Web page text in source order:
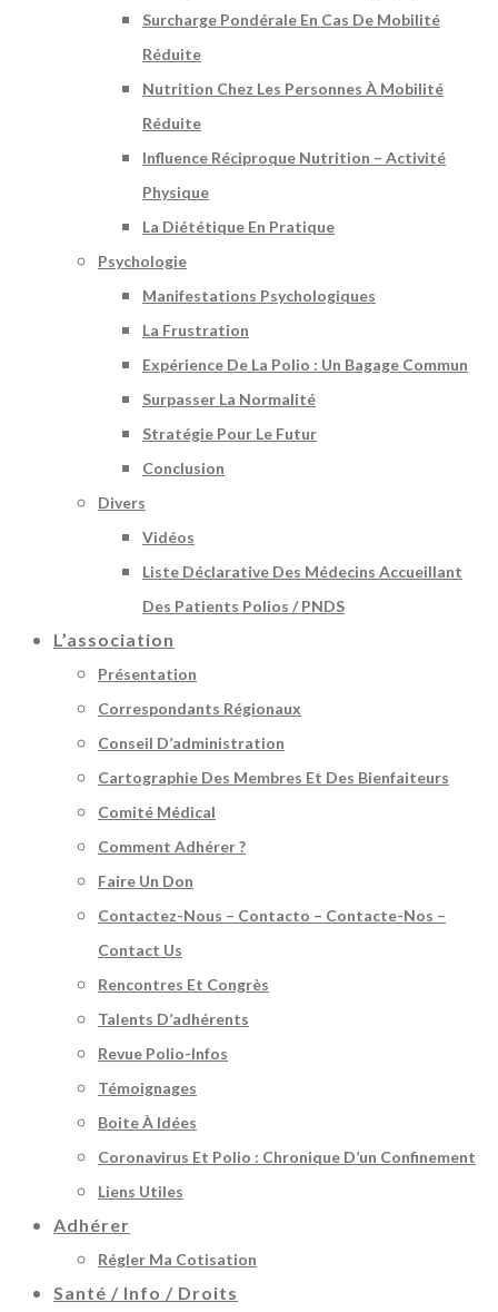
Surcharge Pondérale En Cas De Mobilité
Réduite
Nutrition Chez Les Personnes À Mobilité
Réduite
Influence Réciproque Nutrition – Activité
Physique
La Diététique En Pratique
Psychologie
Manifestations Psychologiques
La Frustration
Expérience De La Polio : Un Bagage Commun
Surpasser La Normalité
Stratégie Pour Le Futur
Conclusion
Divers
Vidéos
Liste Déclarative Des Médecins Accueillant
Des Patients Polios / PNDS
L’association
Présentation
Correspondants Régionaux
Conseil D’administration
Cartographie Des Membres Et Des Bienfaiteurs
Comité Médical
Comment Adhérer ?
Faire Un Don
Contactez-Nous – Contacto – Contacte-Nos –
Contact Us
Rencontres Et Congrès
Talents D’adhérents
Revue Polio-Infos
Témoignages
Boite À Idées
Coronavirus Et Polio : Chronique D’un Confinement
Liens Utiles
Adhérer
Régler Ma Cotisation
Santé / Info / Droits